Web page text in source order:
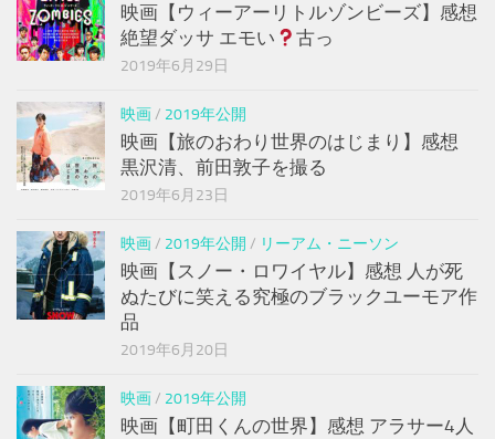
映画【ウィーアーリトルゾンビーズ】感想
絶望ダッサ エモい
古っ
2019年6月29日
映画/ 2019年公開
映画【旅のおわり世界のはじまり】感想
黒沢清、前田敦子を撮る
2019年6月23日
映画/ 2019年公開 / リーアム・ニーソン
映画【スノー・ロワイヤル】感想 人が死
ぬたびに笑える究極のブラックユーモア作
品
2019年6月20日
映画/ 2019年公開
映画【町田くんの世界】感想 アラサー4人